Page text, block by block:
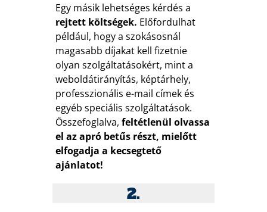
Egy másik lehetséges kérdés a
rejtett költségek. Előfordulhat
például, hogy a szokásosnál
magasabb díjakat kell fizetnie
olyan szolgáltatásokért, mint a
weboldátirányítás, képtárhely,
professzionális e-mail címek és
egyéb speciális szolgáltatások.
Összefoglalva,feltétlenül olvassa
el az apró betűs részt, mielőtt
elfogadja a kecsegtető
ajánlatot!
2.